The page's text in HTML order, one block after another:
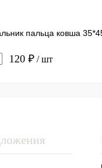
пальца ковша
120 ₽ / шт